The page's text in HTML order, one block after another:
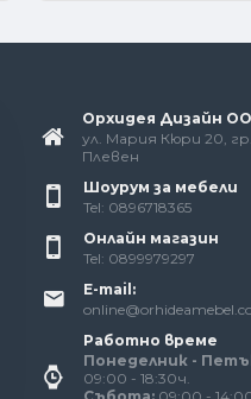
Орхидея Дизайн
ул. Мария Кюри 20, гр.
Плевен
Шоурум за мебели
Tel: 0896718365
Онлайн магазин
Tel: 0899979297
E-mail:
Работно време
Понеделник -
09:00 - 18:30ч.